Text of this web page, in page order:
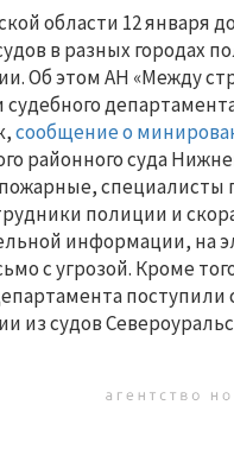
области 12 января
в разных городах
Об этом АН «Между
сообщение о
районного суда
специалисты
полиции и
информации, на
с угрозой. Кроме
из судов